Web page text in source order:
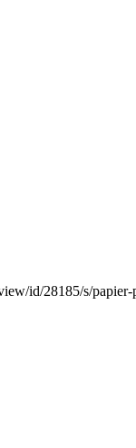
id/28185/s/